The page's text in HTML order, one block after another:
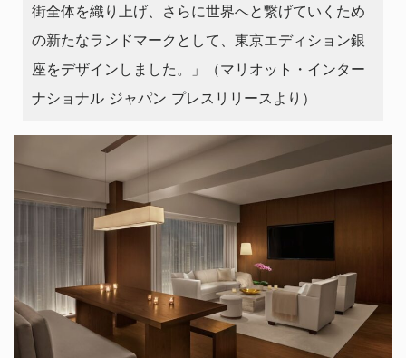
街全体を織り上げ、さらに世界へと繋げていくため
の新たなランドマークとして、東京エディション銀
座をデザインしました。」（マリオット・インター
ナショナル ジャパン プレスリリースより）